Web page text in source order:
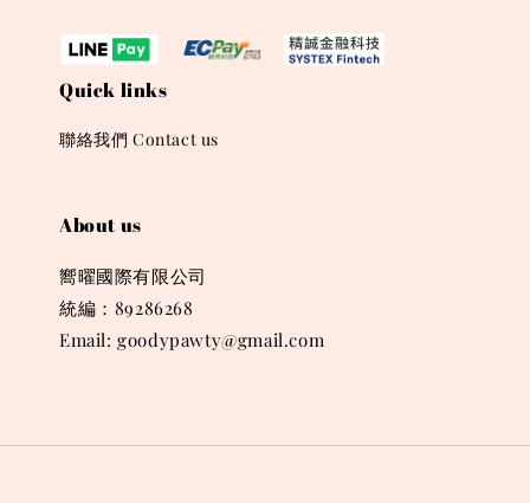
Quick links
聯絡我們 Contact us
About us
嚮曜國際有限公司
統編：89286268
Email: goodypawty@gmail.com